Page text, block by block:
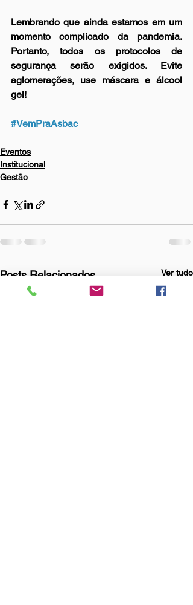
Lembrando que ainda estamos em um
momento complicado da pandemia.
Portanto, todos os protocolos de
segurança serão exigidos. Evite
aglomerações, use máscara e álcool
gel!
#VemPraAsbac
Eventos
Institucional
Gestão
Posts Relacionados Ver tudo